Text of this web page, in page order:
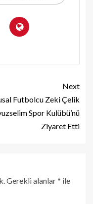
Next
Futbolcu Zeki Çelik
Spor Kulübü’nü
Ziyaret Etti
Gerekli alanlar* ile